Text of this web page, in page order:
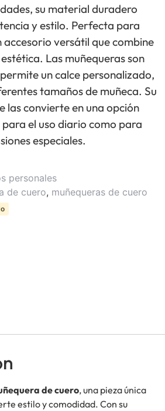
su material duradero
y estilo. Perfecta para
accesorio versátil que combine
Las muñequeras son
un calce personalizado,
tamaños de muñeca. Su
las convierte en una opción
el uso diario como para
especiales.
personales
de cuero, muñequeras de cuero
de cuero, una pieza única
estilo y comodidad. Con su